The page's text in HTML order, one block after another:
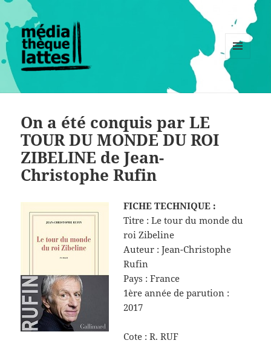
MENU
WIDGETS
On a été conquis par LE
TOUR DU MONDE DU ROI
ZIBELINE de Jean-
Christophe Rufin
FICHE TECHNIQUE :
Titre : Le tour du monde du
roi Zibeline
Auteur : Jean-Christophe
Rufin
Pays : France
1ère année de parution :
2017
Cote : R. RUF